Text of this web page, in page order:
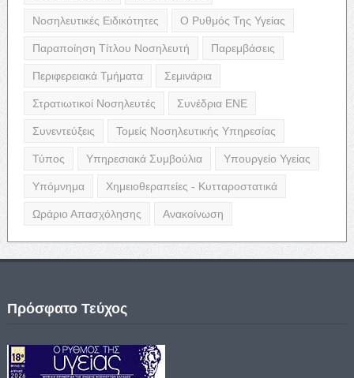
Νοσηλευτικές Ειδικότητες Ο Ρυθμός Της Υγείας
Παραποίηση Τίτλου Νοσηλευτή Παρεμβάσεις
Περιφερειακά Τμήματα Σεμινάρια
Στρατιωτικοί Νοσηλευτές Συνέδρια ΕΝΕ
Συνεντεύξεις Τομείς Νοσηλευτικής Υπηρεσίας
Τύπος Υπηρεσιακά Συμβούλια Υπουργείο Υγείας
Υπόμνημα Χημειοθεραπείες - Κυτταροστατικά
Ωράριο Απασχόλησης Ανακοίνωση
Πρόσφατο Τεύχος